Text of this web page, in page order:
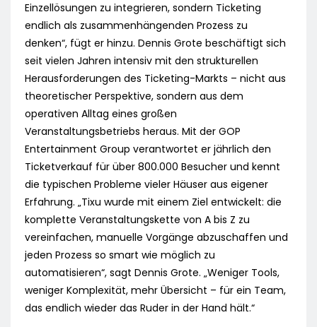
Einzellösungen zu integrieren, sondern Ticketing
endlich als zusammenhängenden Prozess zu
denken“, fügt er hinzu. Dennis Grote beschäftigt sich
seit vielen Jahren intensiv mit den strukturellen
Herausforderungen des Ticketing-Markts – nicht aus
theoretischer Perspektive, sondern aus dem
operativen Alltag eines großen
Veranstaltungsbetriebs heraus. Mit der GOP
Entertainment Group verantwortet er jährlich den
Ticketverkauf für über 800.000 Besucher und kennt
die typischen Probleme vieler Häuser aus eigener
Erfahrung. „Tixu wurde mit einem Ziel entwickelt: die
komplette Veranstaltungskette von A bis Z zu
vereinfachen, manuelle Vorgänge abzuschaffen und
jeden Prozess so smart wie möglich zu
automatisieren“, sagt Dennis Grote. „Weniger Tools,
weniger Komplexität, mehr Übersicht – für ein Team,
das endlich wieder das Ruder in der Hand hält.“